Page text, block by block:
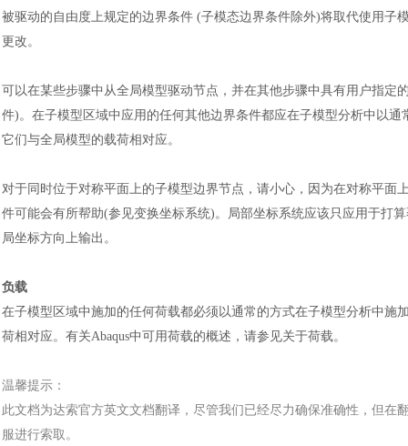
被驱动的自由度上规定的边界条件 (子模态边界条件除外)将取代使用子
更改。
可以在某些步骤中从全局模型驱动节点，并在其他步骤中具有用户指定
件)。在子模型区域中应用的任何其他边界条件都应在子模型分析中以
它们与全局模型的载荷相对应。
对于同时位于对称平面上的子模型边界节点，请小心，因为在对称平
件可能会有所帮助(参见变换坐标系统)。局部坐标系统应该只应用于打
局坐标方向上输出。
负载
在子模型区域中施加的任何荷载都必须以通常的方式在子模型分析中
荷相对应。有关Abaqus中可用荷载的概述，请参见关于荷载。
温馨提示：
此文档为达索官方英文文档翻译，尽管我们已经尽力确保准确性，但在
服进行索取。